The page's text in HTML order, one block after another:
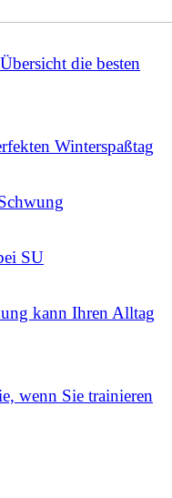
die besten
Winterspaßtag
SU
kann Ihren Alltag
wenn Sie trainieren